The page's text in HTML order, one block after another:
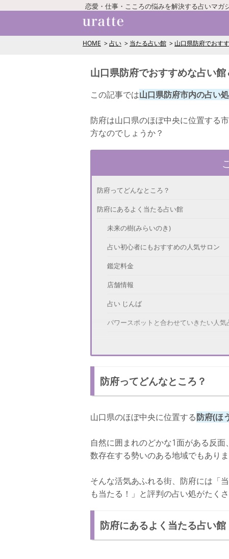
恋愛・仕事・こころの悩みを解決する占いマガ
HOME 占い 当たる占い館 山口県防府でおす
山口県防府でおすすめな占い
この記事では山口県防府市内の占い
防府は山口県のほぼ中央に位置する
方なのでしょうか？
防府ってどんなところ？
防府にあるよく当たる占い館
未来の樹(みらいのき)
占い初心者にもおすすめの人気サロン
鑑定料金
店舗情報
占い じんば
パワースポットと合わせていきたい人気
防府にあるよく当たる占い師
ルカ 池田博明(いけだ ひろあき)先生
高い的中率を誇る当たる占い師
店舗情報
ちょっと変わった特殊な鑑定を受けたい
店舗情報
防府ってどんなところ？
山口県のほぼ中央に位置する防府(ほ
自然に囲まれのどかな1面がある反
数存在する勢いのある地域でもありま
そんな活気あふれる街、防府には「
も当たる！」と評判の占い処がたくさ
防府にあるよく当たる占い館